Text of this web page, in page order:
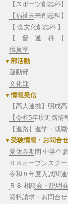
【スポーツ創志科】
【福祉未来創志科】
【 食文化創志科 】
【 普 通 科 】
職員室
部活動
運動部
文化部
情報発信
【高大連携】明成
【令和5年度進路
【進路】進学・就
受験情報・お問合せ
夏休み期間 中学生
Ｒ８オープンスク
令和８年度入試関連
Ｒ８ 相談会・説明会
資料請求・お問合せ